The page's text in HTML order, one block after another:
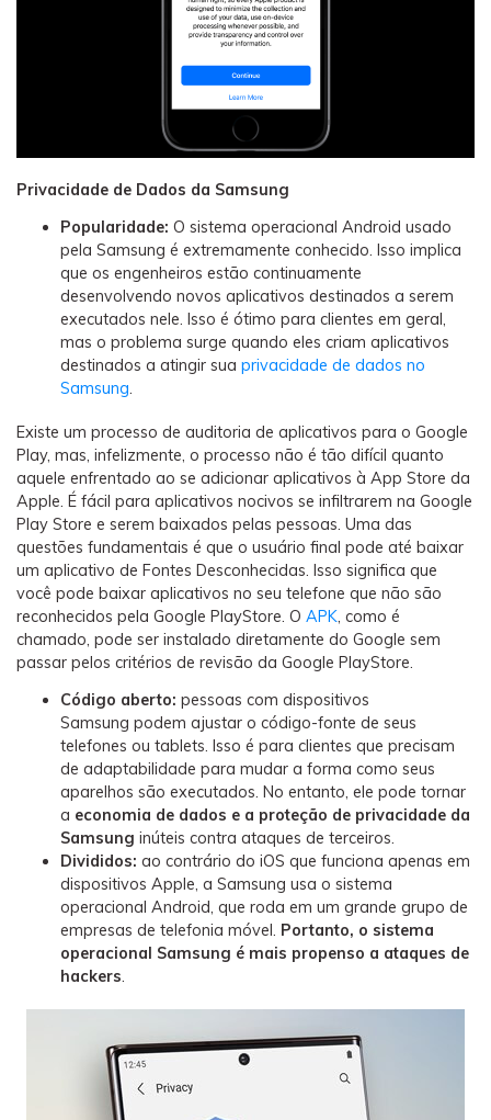
Privacidade de Dados da Samsung
Popularidade: O sistema operacional Android usado
pela Samsung é extremamente conhecido. Isso implica
que os engenheiros estão continuamente
desenvolvendo novos aplicativos destinados a serem
executados nele. Isso é ótimo para clientes em geral,
mas o problema surge quando eles criam aplicativos
destinados a atingir sua privacidade de dados no
Samsung.
Existe um processo de auditoria de aplicativos para o Google
Play, mas, infelizmente, o processo não é tão difícil quanto
aquele enfrentado ao se adicionar aplicativos à App Store da
Apple. É fácil para aplicativos nocivos se infiltrarem na Google
Play Store e serem baixados pelas pessoas. Uma das
questões fundamentais é que o usuário final pode até baixar
um aplicativo de Fontes Desconhecidas. Isso significa que
você pode baixar aplicativos no seu telefone que não são
reconhecidos pela Google PlayStore. O APK, como é
chamado, pode ser instalado diretamente do Google sem
passar pelos critérios de revisão da Google PlayStore.
Código aberto: pessoas com dispositivos
Samsung podem ajustar o código-fonte de seus
telefones ou tablets. Isso é para clientes que precisam
de adaptabilidade para mudar a forma como seus
aparelhos são executados. No entanto, ele pode tornar
a economia de dados e a proteção de privacidade da
Samsung inúteis contra ataques de terceiros.
Divididos: ao contrário do iOS que funciona apenas em
dispositivos Apple, a Samsung usa o sistema
operacional Android, que roda em um grande grupo de
empresas de telefonia móvel. Portanto, o sistema
operacional Samsung é mais propenso a ataques de
hackers.